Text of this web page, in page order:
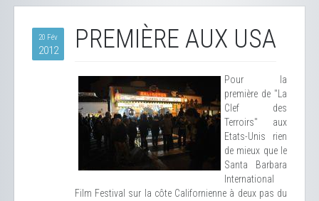
20 Fév
2012 PREMIÈRE AUX USA
Pour la
première de "La
Clef des
Terroirs" aux
Etats-Unis rien
de mieux que le
Santa Barbara
International
Film Festival sur la côte Californienne à deux pas du